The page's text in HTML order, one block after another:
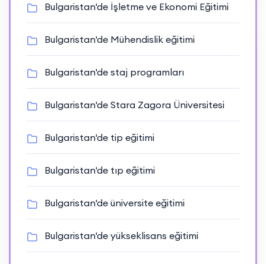
Bulgaristan'de İşletme ve Ekonomi Eğitimi
Bulgaristan'de Mühendislik eğitimi
Bulgaristan'de staj programları
Bulgaristan'de Stara Zagora Üniversitesi
Bulgaristan'de tip eğitimi
Bulgaristan'de tıp eğitimi
Bulgaristan'de üniversite eğitimi
Bulgaristan'de yükseklisans eğitimi